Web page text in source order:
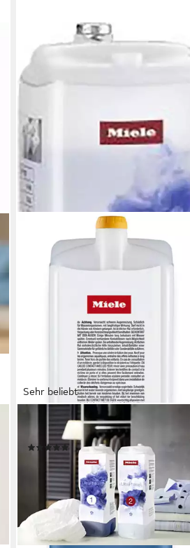
Sehr beliebt
WA UP1 1402 L Spezialwaschmittel
(21)
14,95 €
(10,68 €/ 1 l)
lieferbar - in 1-2 Werktagen bei dir